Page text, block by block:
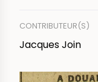
CONTRIBUTEUR(S)
Jacques Join
IMAGE